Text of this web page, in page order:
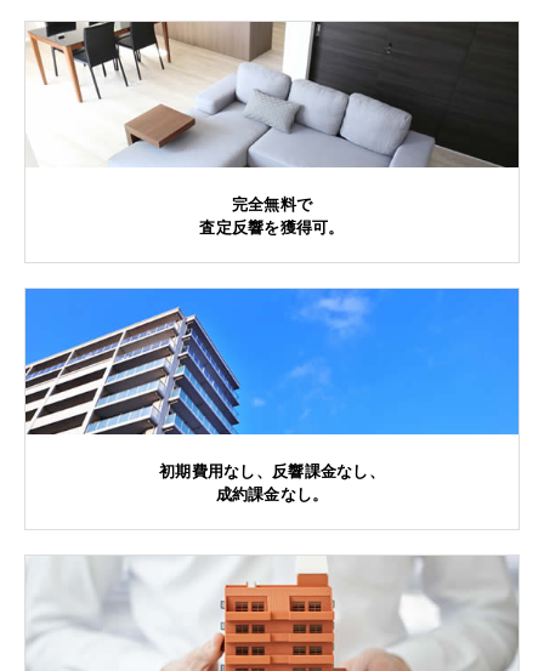
完全無料で
査定反響を獲得可。
初期費用なし、反響課金なし、
成約課金なし。